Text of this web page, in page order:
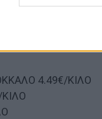
ΜΠΡΟΣΤΙΝΟ
& ΠΑΝΣΕΤΑ) 5€/
ΜΑΡΙΝΑΡΙΣΜΕΝΑ
4.49€/ΚΙΛΟ